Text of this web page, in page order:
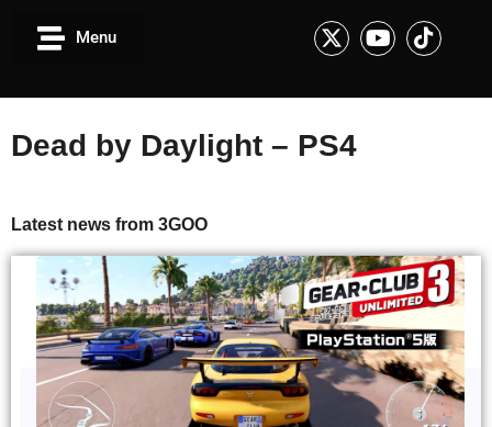
Menu
Dead by Daylight – PS4
Latest news from 3GOO